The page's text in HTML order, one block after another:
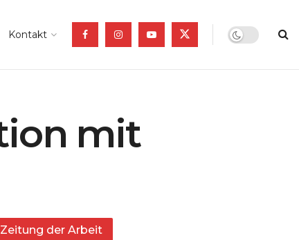
Kontakt
mit
Zeitung der Arbeit